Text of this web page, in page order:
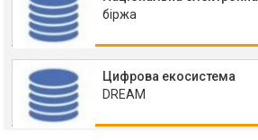
біржа
Цифрова екосистема
DREAM